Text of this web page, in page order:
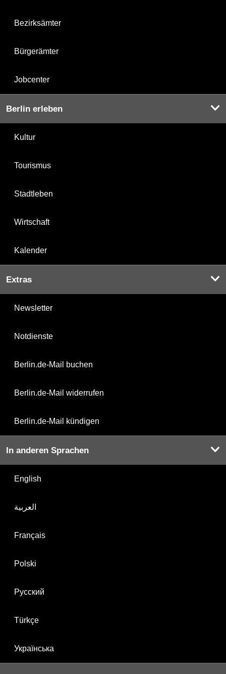
Bezirksämter
Bürgerämter
Jobcenter
Berlin erleben
Kultur
Tourismus
Stadtleben
Wirtschaft
Kalender
Extras
Newsletter
Notdienste
Berlin.de-Mail buchen
Berlin.de-Mail widerrufen
Berlin.de-Mail kündigen
In anderen Sprachen
English
العربية
Français
Polski
Русский
Türkçe
Українська